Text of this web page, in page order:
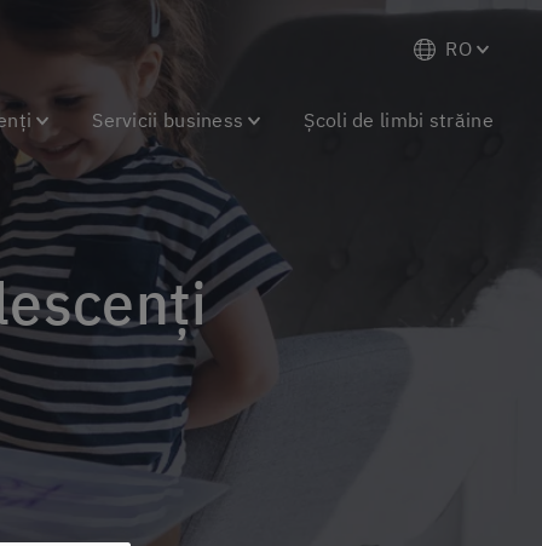
RO
Servicii business Școli de limbi străine